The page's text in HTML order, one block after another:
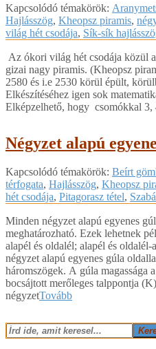
2019-
01-
12
Kapcsolódó témakörök:
Hajlásszög, Kheopsz piramis,
világ hét csodája, Sík-sík
Az ókori világ hét csodája közül
gizai nagy piramis. (Kheopsz
2580 és i.e 2530 körül épült,
Elkészítéséhez igen sok
Elképzelhető, hogy csomókkal 3,
Négyzet alapú
2018-
05-
08
Kapcsolódó témakörök: Beírt
térfogata, Hajlásszög, Kheopsz
hét csodája, Pitagorasz tétel,
Minden négyzet alapú egyenes
meghatározható. Ezek lehetnek
alapél és oldalél; alapél és
négyzet alapú egyenes gúla
háromszögek. A gúla magassága
bocsájtott merőleges talppontja
négyzetTovább
Keresés